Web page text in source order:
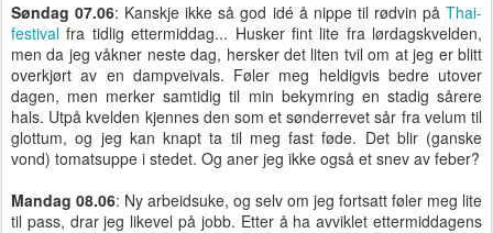
Søndag 07.06: Kanskje ikke så god idé å nippe til rødvin påThai-
festival fra tidlig ettermiddag... Husker fint lite fra lørdagskvelden,
men da jeg våkner neste dag, hersker det liten tvil om at jeg er blitt
overkjørt av en dampveivals. Føler meg heldigvis bedre utover
dagen, men merker samtidig til min bekymring en stadig sårere
hals. Utpå kvelden kjennes den som et sønderrevet sår fra velum til
glottum, og jeg kan knapt ta til meg fast føde. Det blir (ganske
vond) tomatsuppe i stedet. Og aner jeg ikke også et snev av feber?
Mandag 08.06: Ny arbeidsuke, og selv om jeg fortsatt føler meg lite
til pass, drar jeg likevel på jobb. Etter å ha avviklet ettermiddagens